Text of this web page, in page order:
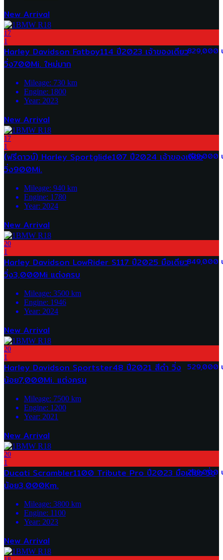
New Arrival
17
1
829,000
Harley Davidson Fatboy114 ปี2023 เจ้าของเดียว
วิ่ง700Mi. ใหม่มาก
Mileage: 730 km
Engine: 1800
Year: 2023
New Arrival
17
1
679,000
(ฟรีดาวน์) Harley Sportglide107 ปี2024 เจ้าของเดียว
วิ่ง900Mi.
Mileage: 940 km
Engine: 1780
Year: 2024
New Arrival
20
1
849,000
Harley Davidson LowRider S117 ปี2025 มือเดียว
วิ่ง3,000Mi แต่งครบ
Mileage: 3500 km
Engine: 1946
Year: 2024
New Arrival
20
1
529,000
Harley Davidson Sportster48 ปี2021 สีดำ วิ่ง
น้อย7,000Mi. แต่งครบ
Mileage: 7500 km
Engine: 1200
Year: 2021
New Arrival
20
1
289,000
Ducati Scrambler1100 Tribute Pro ปี2023 มือเดียว วิ่ง
น้อย3,000Km.
Mileage: 3800 km
Engine: 1100
Year: 2023
New Arrival